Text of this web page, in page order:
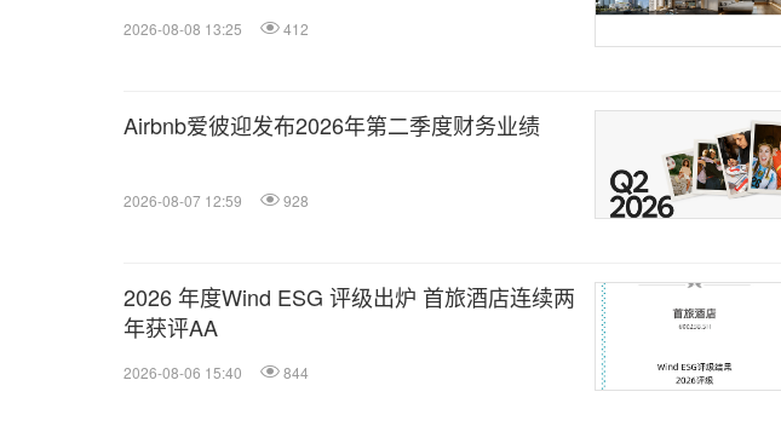
2026-08-08 13:25 412
Airbnb爱彼迎发布2026年第二季度财务业绩
2026-08-07 12:59 928
2026 年度Wind ESG 评级出炉 首旅酒店连续两
年获评AA
2026-08-06 15:40 844